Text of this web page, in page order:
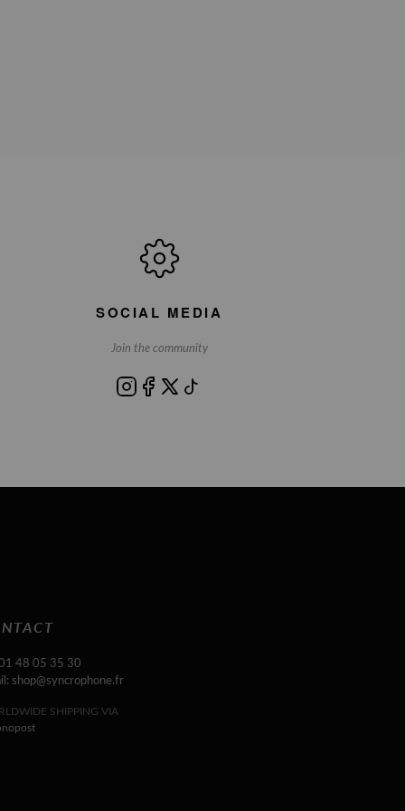
SOCIAL MEDIA
Join the community
48 05 35 30
shop@syncrophone.fr
SHIPPING VIA